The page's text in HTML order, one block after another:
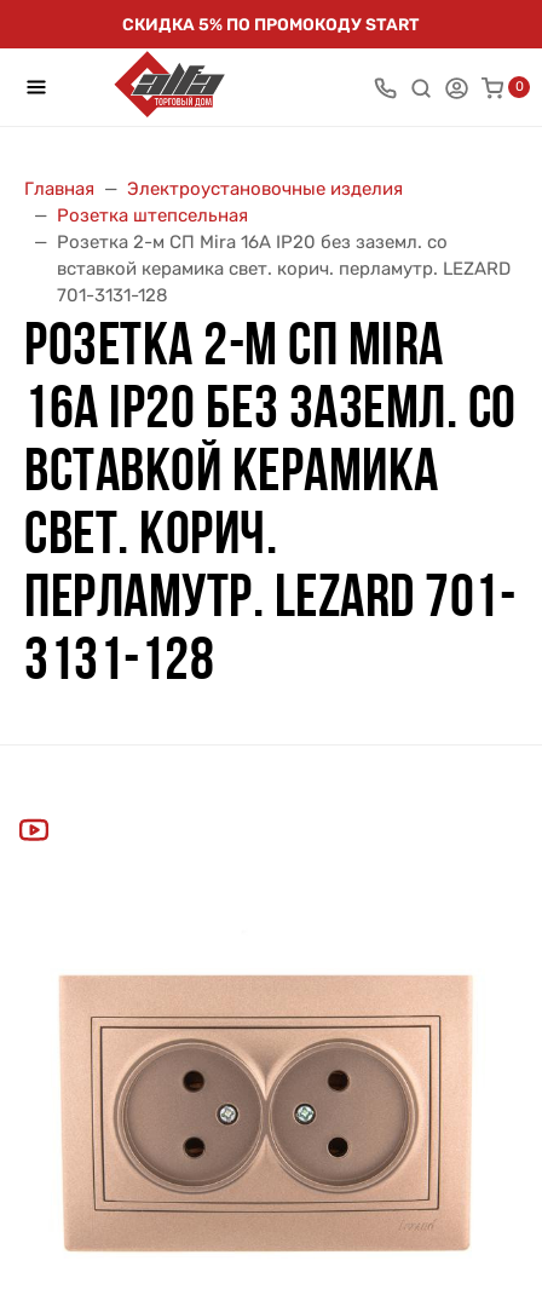
СКИДКА 5% ПО ПРОМОКОДУ START
0
Главная
Электроустановочные изделия
Розетка штепсельная
Розетка 2-м СП Mira 16А IP20 без заземл. со
вставкой керамика свет. корич. перламутр. LEZARD
701-3131-128
РОЗЕТКА 2-М СП MIRA
16А IP20 БЕЗ ЗАЗЕМЛ. СО
ВСТАВКОЙ КЕРАМИКА
СВЕТ. КОРИЧ.
ПЕРЛАМУТР. LEZARD 701-
3131-128